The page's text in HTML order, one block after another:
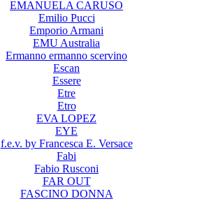
EMANUELA CARUSO
Emilio Pucci
Emporio Armani
EMU Australia
Ermanno ermanno scervino
Escan
Essere
Etre
Etro
EVA LOPEZ
EYE
f.e.v. by Francesca E. Versace
Fabi
Fabio Rusconi
FAR OUT
FASCINO DONNA